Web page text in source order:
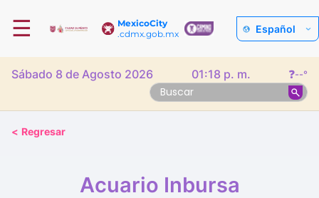
MexicoCity
.cdmx.gob.mx
☰ Español
Sábado 8 de Agosto 2026 01:18 p. m. ❓--°
< Regresar
Acuario Inbursa